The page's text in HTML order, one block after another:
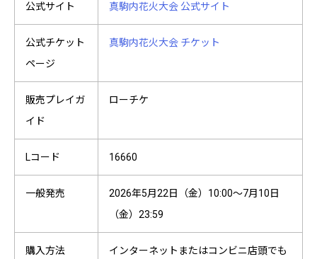
公式サイト 真駒内花火大会 公式サイト
公式チケット
ページ
真駒内花火大会 チケット
販売プレイガ
イド
ローチケ
Lコード 16660
一般発売
2026年5月22日（金）10:00〜7月10日
（金）23:59
購入方法
インターネットまたはコンビニ店頭でも